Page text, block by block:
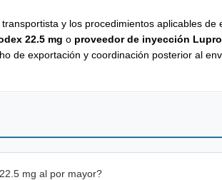
y los procedimientos aplicables de
22.5 mg o proveedor de inyección
de exportación y coordinación posterior al
mg al por mayor?